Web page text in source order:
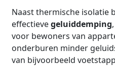
Naast thermische isolatie
effectievegeluiddemping
voor bewoners van
onderburen minder
van bijvoorbeeld